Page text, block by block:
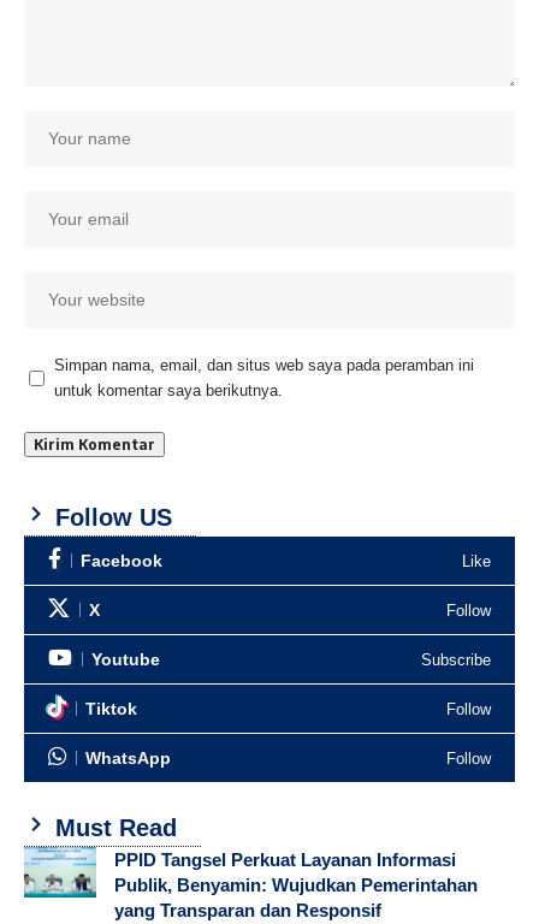
Simpan nama, email, dan situs web saya pada peramban ini
untuk komentar saya berikutnya.
Follow US
Facebook Like
X Follow
Youtube Subscribe
Tiktok Follow
WhatsApp Follow
Must Read
PPID Tangsel Perkuat Layanan Informasi
Publik, Benyamin: Wujudkan Pemerintahan
yang Transparan dan Responsif